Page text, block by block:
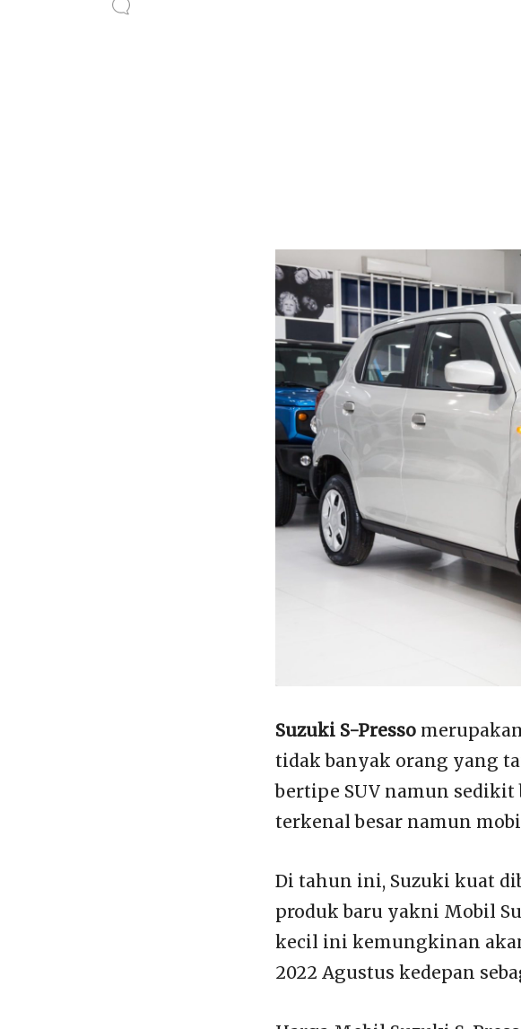
Suzuki S-Presso
tidak banyak orang yang
bertipe SUV namun sedikit
terkenal besar namun
Di tahun ini, Suzuki kuat
produk baru yakni Mobil
kecil ini kemungkinan
2022 Agustus kedepan